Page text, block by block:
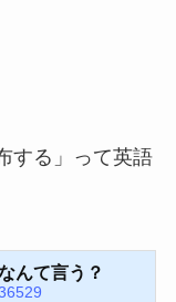
する」って英語
んて言う？